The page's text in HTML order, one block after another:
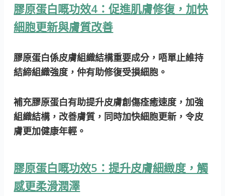
膠原蛋白嘅功效4：促進肌膚修復，加快
細胞更新與膚質改善
膠原蛋白係皮膚組織結構重要成分，唔單止維持
結締組織強度，仲有助修復受損細胞。
補充膠原蛋白有助提升皮膚創傷痊癒速度，加強
組織結構，改善膚質，同時加快細胞更新，令皮
膚更加健康年輕。
膠原蛋白嘅功效5：提升皮膚細緻度，觸
感更柔滑潤澤